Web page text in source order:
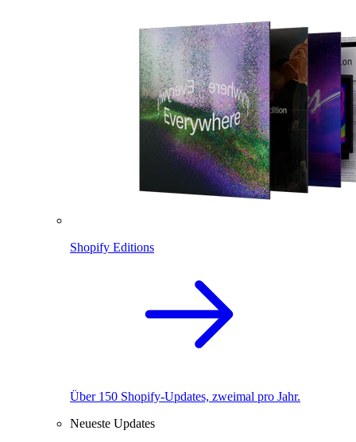
Shopify Editions
Über 150 Shopify-Updates, zweimal pro Jahr.
Neueste Updates